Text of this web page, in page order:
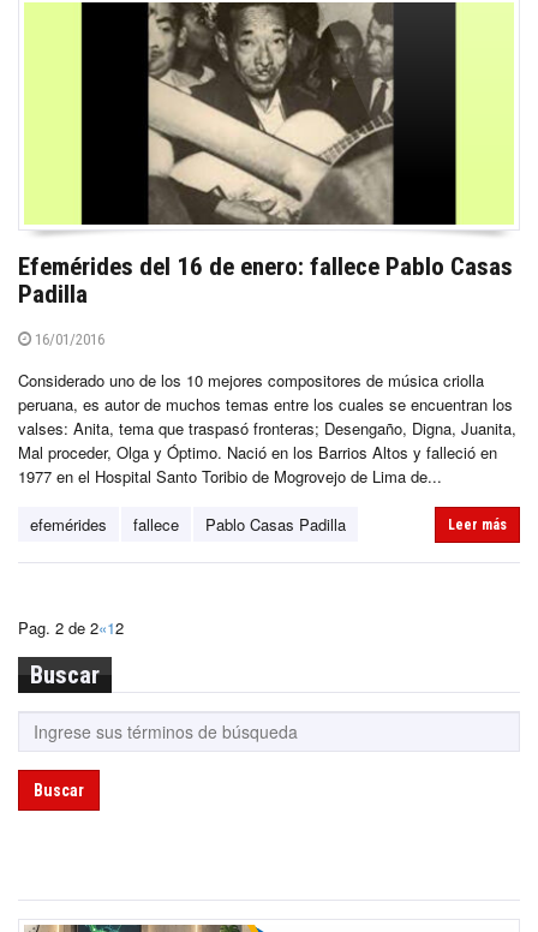
Efemérides del 16 de enero: fallece Pablo Casas
Padilla
16/01/2016
Considerado uno de los 10 mejores compositores de música criolla
peruana, es autor de muchos temas entre los cuales se encuentran los
valses: Anita, tema que traspasó fronteras; Desengaño, Digna, Juanita,
Mal proceder, Olga y Óptimo. Nació en los Barrios Altos y falleció en
1977 en el Hospital Santo Toribio de Mogrovejo de Lima de...
efemérides fallece Pablo Casas Padilla Leer más
Pag. 2 de 2«12
Buscar
Buscar